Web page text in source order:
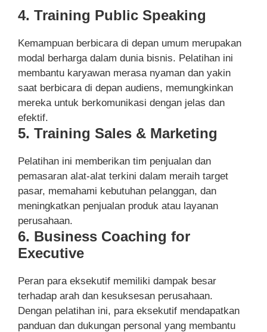
4. Training Public Speaking
Kemampuan berbicara di depan umum merupakan
modal berharga dalam dunia bisnis. Pelatihan ini
membantu karyawan merasa nyaman dan yakin
saat berbicara di depan audiens, memungkinkan
mereka untuk berkomunikasi dengan jelas dan
efektif.
5. Training Sales & Marketing
Pelatihan ini memberikan tim penjualan dan
pemasaran alat-alat terkini dalam meraih target
pasar, memahami kebutuhan pelanggan, dan
meningkatkan penjualan produk atau layanan
perusahaan.
6. Business Coaching for
Executive
Peran para eksekutif memiliki dampak besar
terhadap arah dan kesuksesan perusahaan.
Dengan pelatihan ini, para eksekutif mendapatkan
panduan dan dukungan personal yang membantu